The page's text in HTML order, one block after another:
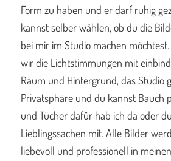
Form zu haben und er darf ruhig
kannst selber wählen, ob du die
bei mir im Studio machen
wir die Lichtstimmungen mit
Raum und Hintergrund, das Studio
Privatsphäre und du kannst Bauch
und Tücher dafür hab ich da oder
Lieblingssachen mit. Alle Bilder
liebevoll und professionell in